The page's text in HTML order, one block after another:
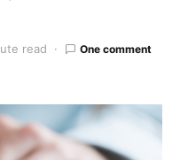
read One comment